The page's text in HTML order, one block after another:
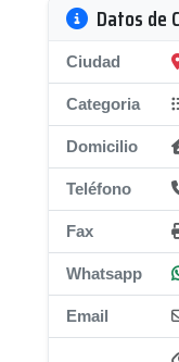
Datos de
Ciudad
Categoria
Domicilio
Teléfono
Fax
Whatsapp
Email